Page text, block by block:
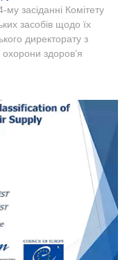
B
засіданні Комітету
засобів щодо їх
директорату з
охорони здоров’я